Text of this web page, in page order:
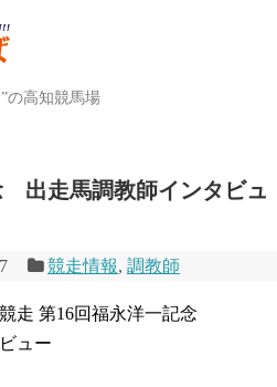
の高知競馬場
出走馬調教師インタビュ
競走情報,調教師
走 第16回福永洋一記念
ュー